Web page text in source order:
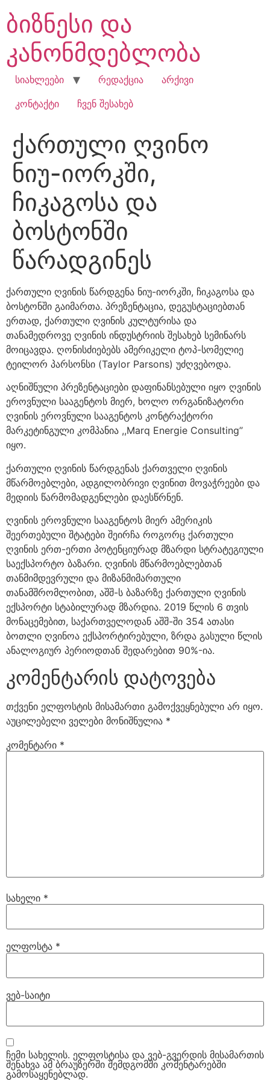
to
content
ბიზნესი და
კანონმდებლობა
სიახლეები რედაქცია
არქივი
კონტაქტი
ჩვენ შესახებ
ქართული ღვინო
ნიუ-იორკში,
ჩიკაგოსა და
ბოსტონში
წარადგინეს
ქართული ღვინის წარდგენა ნიუ-იორკში, ჩიკაგოსა და
ბოსტონში გაიმართა. პრეზენტაცია, დეგუსტაციებთან
ერთად, ქართული ღვინის კულტურისა და
თანამედროვე ღვინის ინდუსტრიის შესახებ სემინარს
მოიცავდა. ღონისძიებებს ამერიკელი ტოპ-სომელიე
ტეილორ პარსონსი (Taylor Parsons) უძღვებოდა.
აღნიშნული პრეზენტაციები დაფინანსებული იყო ღვინის
ეროვნული სააგენტოს მიერ, ხოლო ორგანიზატორი
ღვინის ეროვნული სააგენტოს კონტრაქტორი
მარკეტინგული კომპანია ,,Marq Energie Consulting’’
იყო.
ქართული ღვინის წარდგენას ქართველი ღვინის
მწარმოებლები, ადგილობრივი ღვინით მოვაჭრეები და
მედიის წარმომადგენლები დაესწრნენ.
ღვინის ეროვნული სააგენტოს მიერ ამერიკის
შეერთებული შტატები შეირჩა როგორც ქართული
ღვინის ერთ-ერთი პოტენციურად მზარდი სტრატეგიული
საექსპორტო ბაზარი. ღვინის მწარმოებლებთან
თანმიმდევრული და მიზანმიმართული
თანამშრომლობით, აშშ-ს ბაზარზე ქართული ღვინის
ექსპორტი სტაბილურად მზარდია. 2019 წლის 6 თვის
მონაცემებით, საქართველოდან აშშ-ში 354 ათასი
ბოთლი ღვინოა ექსპორტირებული, ზრდა გასული წლის
ანალოგიურ პერიოდთან შედარებით 90%-ია.
კომენტარის დატოვება
თქვენი ელფოსტის მისამართი გამოქვეყნებული არ იყო.
აუცილებელი ველები მონიშნულია *
კომენტარი *
სახელი *
ელფოსტა *
ვებ-საიტი
ჩემი სახელის. ელფოსტისა და ვებ-გვერდის მისამართის
შენახვა ამ ბრაუზერში შემდგომში კომენტარებში
გამოსაყენებლად.